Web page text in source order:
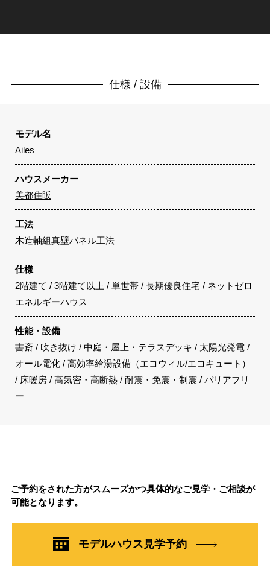
仕様 / 設備
モデル名
Ailes
ハウスメーカー
美都住販
工法
木造軸組真壁パネル工法
仕様
2階建て / 3階建て以上 / 単世帯 / 長期優良住宅 / ネットゼロ
エネルギーハウス
性能・設備
書斎 / 吹き抜け / 中庭・屋上・テラスデッキ / 太陽光発電 /
オール電化 / 高効率給湯設備（エコウィル/エコキュート）
/ 床暖房 / 高気密・高断熱 / 耐震・免震・制震 / バリアフリ
ー
ご予約をされた方がスムーズかつ具体的なご見学・ご相談が
可能となります。
モデルハウス見学予約